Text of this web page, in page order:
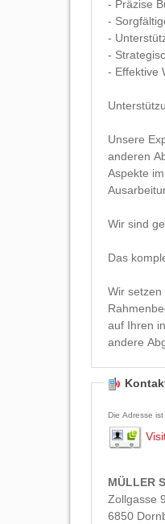
- Präzise
-
-
-
- Effektive
Unsere Expertise reicht weit über die bloße
anderen Abgabenbehörden
Aspekte im Blick. Sei es die Beratung zu Verfahren nach der Bundesabgabenordnung oder die sorgfältige
Wir sind
Das
Wir
auf Ihren
andere
Die Adresse ist
MÜLLER
Zollgasse 9
6850